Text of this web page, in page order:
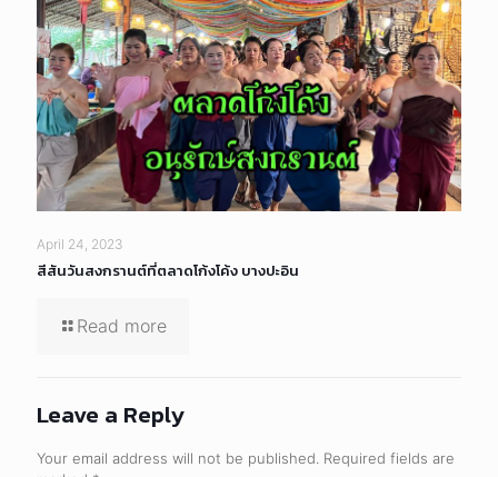
April 24, 2023
สีสันวันสงกรานต์ที่ตลาดโก้งโค้ง บางปะอิน
Read more
Leave a Reply
Your email address will not be published. Required fields are